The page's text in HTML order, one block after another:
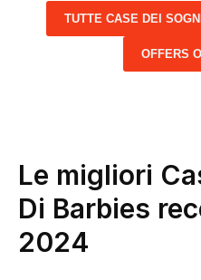
TUTTE CASE DEI
OFFERS
Le migliori
Di Barbies
2024